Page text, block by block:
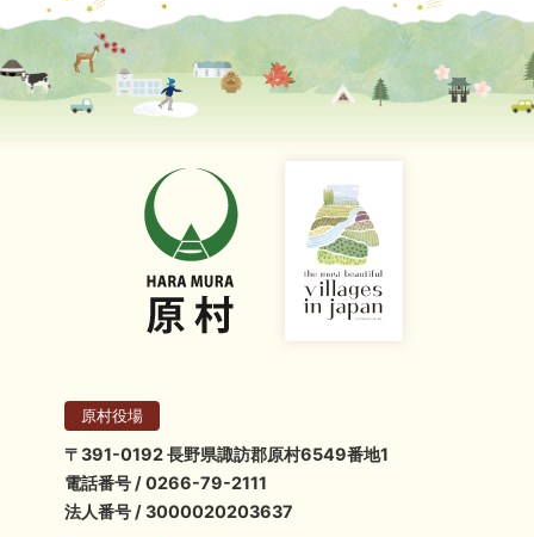
原村役場
〒391-0192 長野県諏訪郡原村6549番地1
電話番号 / 0266-79-2111
法人番号 / 3000020203637